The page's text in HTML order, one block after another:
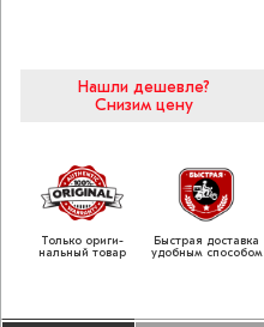
Нашли дешевле?
Снизим цену
Только ориги­
нальный товар
Быстрая доставка
удобным способом